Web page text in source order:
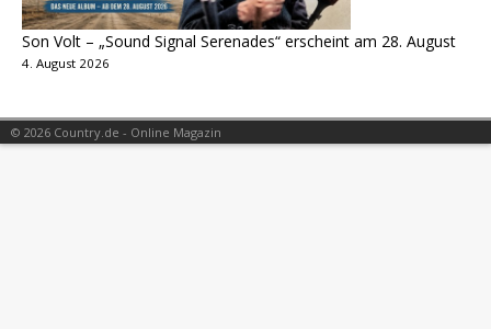
Son Volt – „Sound Signal Serenades“ erscheint am 28. August
4. August 2026
© 2026 Country.de - Online Magazin